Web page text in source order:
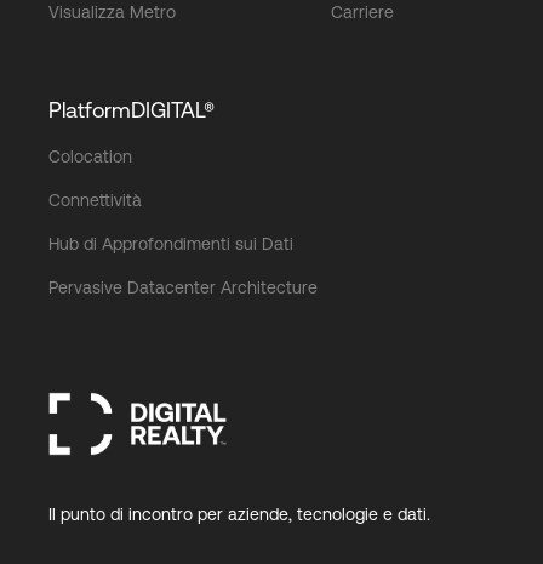
Visualizza Metro Carriere
PlatformDIGITAL®
Colocation
Connettività
Hub di Approfondimenti sui Dati
Pervasive Datacenter Architecture
Il punto di incontro per aziende, tecnologie e dati.